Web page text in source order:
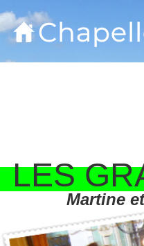
LES
Martine